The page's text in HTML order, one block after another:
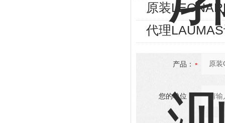
原装
代理
产品：
您的单位：